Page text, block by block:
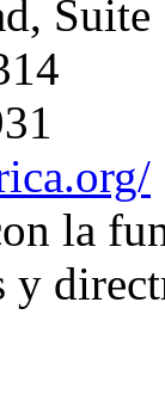
Suite
la
y